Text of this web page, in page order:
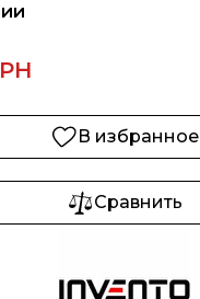
В избранное
Сравнить